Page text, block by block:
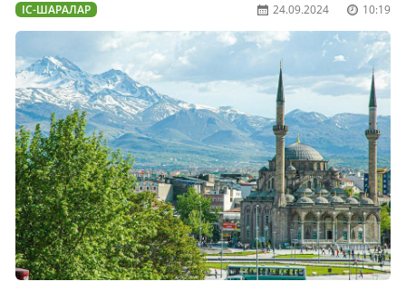
ІС-ШАРАЛАР 24.09.2024 10:19